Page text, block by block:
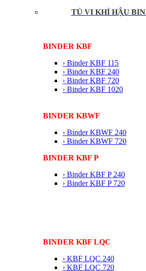
TỦ VI KHÍ HẬU
BINDER KBF
› Binder KBF 115
› Binder KBF 240
› Binder KBF 720
› Binder KBF 1020
BINDER KBWF
› Binder KBWF 240
› Binder KBWF 720
BINDER KBF P
› Binder KBF P 240
› Binder KBF P 720
BINDER KBF LQC
› KBF LQC 240
› KBF LQC 720